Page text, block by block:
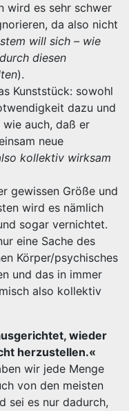
wird es sehr schwer
da also nicht
will sich – wie
diesen
).
Kunststück: sowohl
dazu und
auch, daß er
neue
kollektiv wirksam
gewissen Größe und
wird es nämlich
sogar vernichtet.
eine Sache des
Körper/psychisches
und das in immer
also kollektiv
wieder
herzustellen.«
wir jede Menge
von den meisten
sei es nur dadurch,